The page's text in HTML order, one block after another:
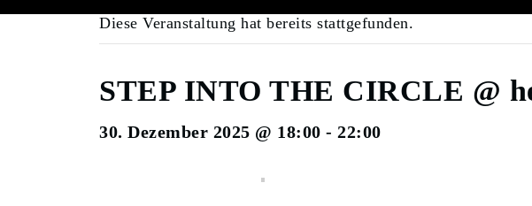
Diese Veranstaltung hat bereits stattgefunden.
STEP INTO THE CIRCLE @
30. Dezember 2025 @ 18:00 - 22:00